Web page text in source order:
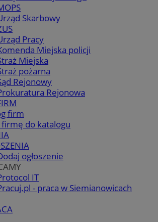
Skarbowy
Pracy
Miejska policji
Miejska
pożarna
Rejonowy
Rejonowa
firm
firmę do katalogu
ogłoszenie
IT
- praca w Siemianowicach